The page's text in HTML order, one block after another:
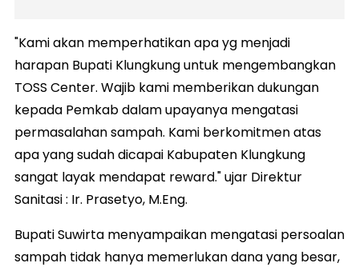
"Kami akan memperhatikan apa yg menjadi
harapan Bupati Klungkung untuk mengembangkan
TOSS Center. Wajib kami memberikan dukungan
kepada Pemkab dalam upayanya mengatasi
permasalahan sampah. Kami berkomitmen atas
apa yang sudah dicapai Kabupaten Klungkung
sangat layak mendapat reward." ujar Direktur
Sanitasi : Ir. Prasetyo, M.Eng.
Bupati Suwirta menyampaikan mengatasi persoalan
sampah tidak hanya memerlukan dana yang besar,